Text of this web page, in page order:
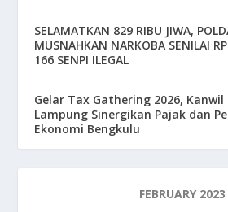
SELAMATKAN 829 RIBU JIWA,
MUSNAHKAN NARKOBA SENILAI
166 SENPI ILEGAL
Gelar Tax Gathering 2026, Kanwil
Lampung Sinergikan Pajak dan
Ekonomi Bengkulu
FEBRUARY 2023